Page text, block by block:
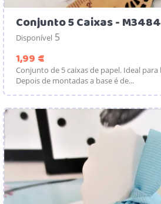
Conjunto 5 Caixas - M3484
Disponível 5
1,99 €
Conjunto de 5 caixas de papel. Ideal para
Depois de montadas a base é de...